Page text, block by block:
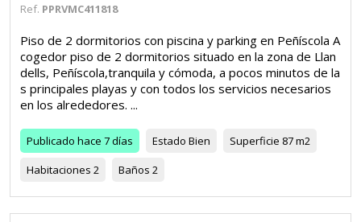
Ref. PPRVMC411818
Piso de 2 dormitorios con piscina y parking en Peñíscola A
cogedor piso de 2 dormitorios situado en la zona de Llan
dells, Peñíscola,tranquila y cómoda, a pocos minutos de la
s principales playas y con todos los servicios necesarios
en los alrededores. ...
Publicado hace 7 días Estado Bien Superficie 87 m2
Habitaciones 2 Baños 2